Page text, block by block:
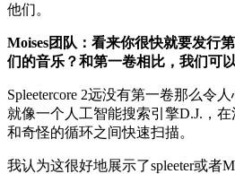
他们。
Moises团队：看来你很快就要发行
们的音乐？和第一卷相比，我们可
Spleetercore 2远没有第一卷那么令
就像一个人工智能搜索引擎D.J.，
和奇怪的循环之间快速扫描。
我认为这很好地展示了spleeter或者